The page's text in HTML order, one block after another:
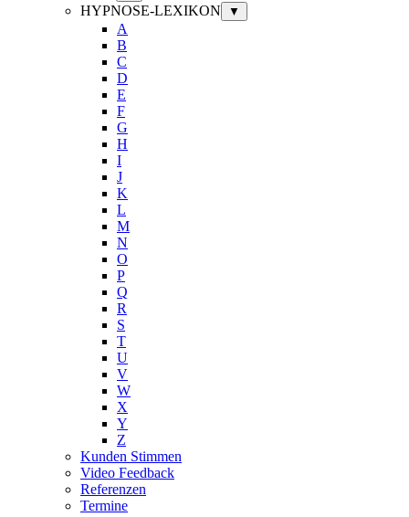
HYPNOSE-LEXIKON ▼
A
B
C
D
E
F
G
H
I
J
K
L
M
N
O
P
Q
R
S
T
U
V
W
X
Y
Z
Kunden Stimmen
Video Feedback
Referenzen
Termine